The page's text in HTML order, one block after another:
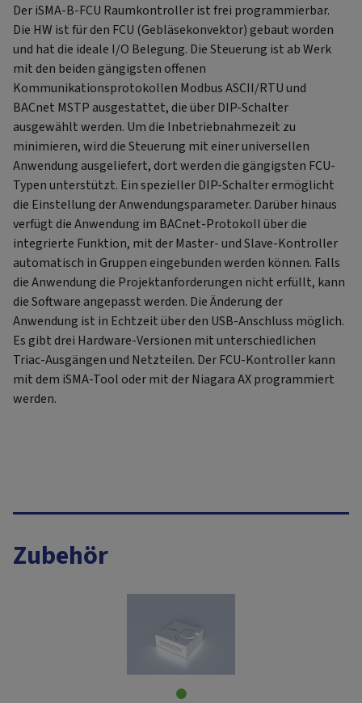
Der iSMA-B-FCU Raumkontroller ist frei programmierbar.
Die HW ist für den FCU (Gebläsekonvektor) gebaut worden
und hat die ideale I/O Belegung. Die Steuerung ist ab Werk
mit den beiden gängigsten offenen
Kommunikationsprotokollen Modbus ASCII/RTU und
BACnet MSTP ausgestattet, die über DIP-Schalter
ausgewählt werden. Um die Inbetriebnahmezeit zu
minimieren, wird die Steuerung mit einer universellen
Anwendung ausgeliefert, dort werden die gängigsten FCU-
Typen unterstützt. Ein spezieller DIP-Schalter ermöglicht
die Einstellung der Anwendungsparameter. Darüber hinaus
verfügt die Anwendung im BACnet-Protokoll über die
integrierte Funktion, mit der Master- und Slave-Kontroller
automatisch in Gruppen eingebunden werden können. Falls
die Anwendung die Projektanforderungen nicht erfüllt, kann
die Software angepasst werden. Die Änderung der
Anwendung ist in Echtzeit über den USB-Anschluss möglich.
Es gibt drei Hardware-Versionen mit unterschiedlichen
Triac-Ausgängen und Netzteilen. Der FCU-Kontroller kann
mit dem iSMA-Tool oder mit der Niagara AX programmiert
werden.
Zubehör